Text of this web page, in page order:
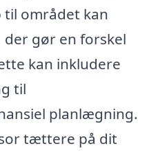
til området kan
gør en forskel
kan inkludere
til
planlægning.
tættere på dit